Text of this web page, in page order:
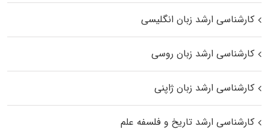
کارشناسی ارشد زبان انگلیسی
کارشناسی ارشد زبان روسی
کارشناسی ارشد زبان ژاپنی
کارشناسی ارشد تاریخ و فلسفه علم